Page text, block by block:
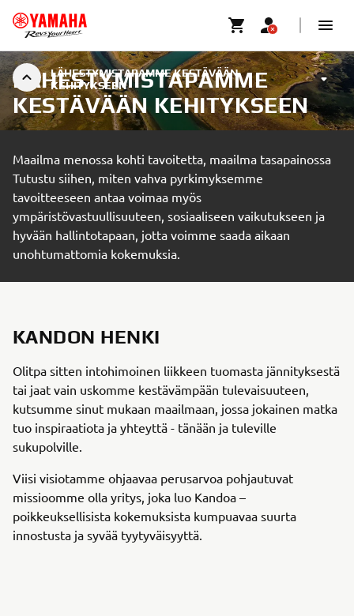
LÄHESTYMISTAPAMME KESTÄVÄÄN
KEHITYKSEEN
LÄHESTYMISTAPAMME
KESTÄVÄÄN KEHITYKSEEN
Maailma menossa kohti tavoitetta, maailma tasapainossa
Tutustu siihen, miten vahva pyrkimyksemme
tavoitteeseen antaa voimaa myös
ympäristövastuullisuuteen, sosiaaliseen vaikutukseen ja
hyvään hallintotapaan, jotta voimme saada aikaan
unohtumattomia kokemuksia.
KANDON HENKI
Olitpa sitten intohimoinen liikkeen tuomasta jännityksestä
tai jaat vain uskomme kestävämpään tulevaisuuteen,
kutsumme sinut mukaan maailmaan, jossa jokainen matka
tuo inspiraatiota ja yhteyttä - tänään ja tuleville
sukupolville.
Viisi visiotamme ohjaavaa perusarvoa pohjautuvat
missioomme olla yritys, joka luo Kandoa –
poikkeuksellisista kokemuksista kumpuavaa suurta
innostusta ja syvää tyytyväisyyttä.